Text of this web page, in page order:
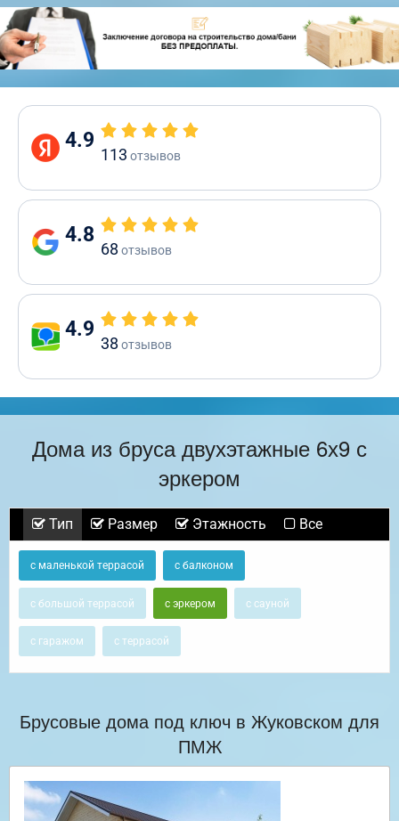
4.9
113 отзывов
4.8
68 отзывов
4.9
38 отзывов
Дома из бруса двухэтажные 6х9 с
эркером
Тип Размер Этажность Все
с маленькой террасой с балконом
с большой террасой с эркером с сауной
с гаражом с террасой
Брусовые дома под ключ в Жуковском для
ПМЖ